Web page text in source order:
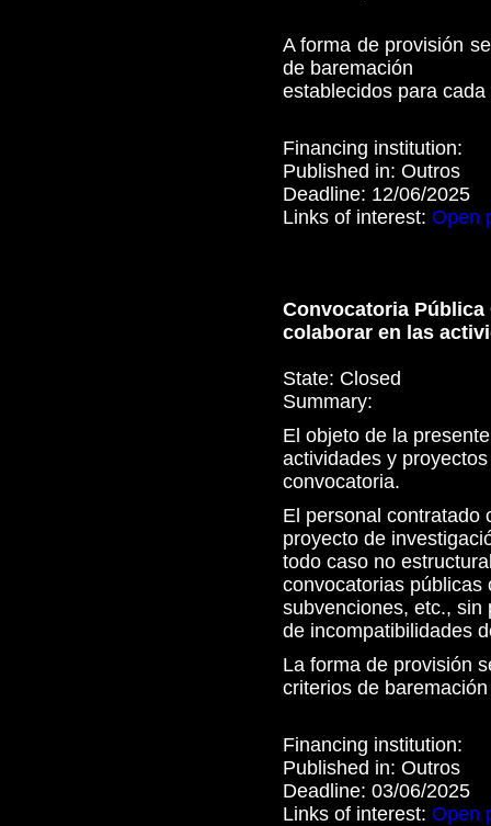
A forma de provisión
de baremación
establecidos para cada
Financing institution:
Published in: Outros
Deadline: 12/06/2025
Links of interest: Open
Convocatoria Pública
colaborar en las
State: Closed
Summary:
El objeto de la
actividades y
convocatoria.
El personal contratado
proyecto de
todo caso no
convocatorias públicas
subvenciones, etc., sin
de incompatibilidades
La forma de provisión
criterios de
Financing institution:
Published in: Outros
Deadline: 03/06/2025
Links of interest: Open